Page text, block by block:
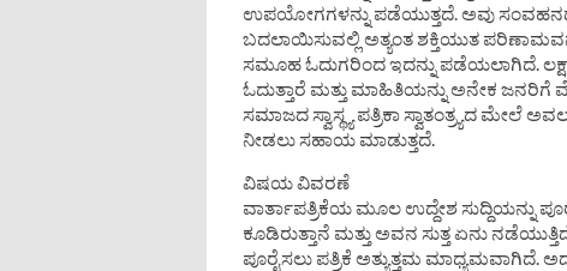
ಉಪಯೋಗಗಳನ್ನು ಪಡೆಯುತ್ತದೆ. ಅವು
ಬದಲಾಯಿಸುವಲ್ಲಿ ಅತ್ಯಂತ ಶಕ್ತಿಯುತ
ಸಮೂಹ ಓದುಗರಿಂದ ಇದನ್ನು ಪಡೆಯಲಾಗಿದೆ.
ಓದುತ್ತಾರೆ ಮತ್ತು ಮಾಹಿತಿಯನ್ನು ಅನೇಕ
ಸಮಾಜದ ಸ್ವಾಸ್ಥ್ಯ ಪತ್ರಿಕಾ ಸ್ವಾತಂತ್ರ್ಯದ ಮೇಲೆ
ನೀಡಲು ಸಹಾಯ ಮಾಡುತ್ತದೆ.
ವಿಷಯ ವಿವರಣೆ
ವಾರ್ತಾಪತ್ರಿಕೆಯ ಮೂಲ ಉದ್ದೇಶ ಸುದ್ದಿಯನ್ನು
ಕೂಡಿರುತ್ತಾನೆ ಮತ್ತು ಅವನ ಸುತ್ತ ಏನು
ಪೂರೈಸಲು ಪತ್ರಿಕೆ ಅತ್ಯುತ್ತಮ ಮಾಧ್ಯಮವಾಗಿದೆ.